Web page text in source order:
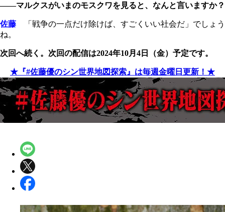
――マルクスがいまのモスクワを見ると、なんと言いますか？
佐藤 「戦争の一点だけ除けば、すごくいい社会だ」でしょう
ね。
次回へ続く。次回の配信は2024年10月4日（金）予定です。
★『#佐藤優のシン世界地図探索』は毎週金曜日更新！★